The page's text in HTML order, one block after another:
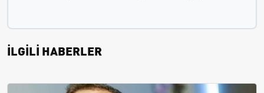
İLGİLİ HABERLER